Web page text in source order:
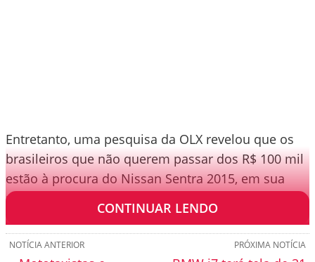
Entretanto, uma pesquisa da OLX revelou que os
brasileiros que não querem passar dos R$ 100 mil
estão à procura do Nissan Sentra 2015, em sua
maioria.
CONTINUAR LENDO
PRÓXIMA NOTÍCIA
NOTÍCIA ANTERIOR